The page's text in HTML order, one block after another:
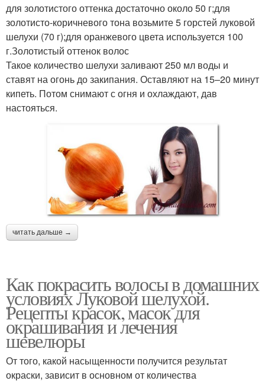
для золотистого оттенка достаточно около 50 г;для
золотисто-коричневого тона возьмите 5 горстей луковой
шелухи (70 г);для оранжевого цвета используется 100
г.Золотистый оттенок волос
Такое количество шелухи заливают 250 мл воды и
ставят на огонь до закипания. Оставляют на 15–20 минут
кипеть. Потом снимают с огня и охлаждают, дав
настояться.
читать дальше →
Как покрасить волосы в домашних
условиях Луковой шелухой.
Рецепты красок, масок для
окрашивания и лечения
шевелюры
От того, какой насыщенности получится результат
окраски, зависит в основном от количества